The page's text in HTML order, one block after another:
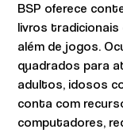
BSP oferece
livros tradicionais
além de jogos.
quadrados para
adultos, idosos
conta com
computadores,